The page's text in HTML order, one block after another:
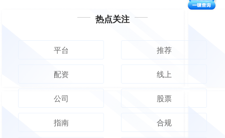
热点关注
平台 推荐
配资 线上
公司 股票
指南 合规